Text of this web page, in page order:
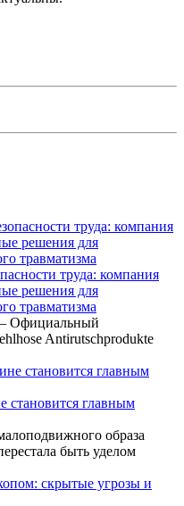
труда: компания
решения для
травматизма
– Официальный
Antirutschprodukte
становится главным
образа
быть уделом